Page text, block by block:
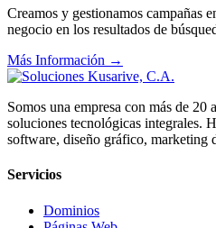
Creamos y gestionamos campañas
negocio en los resultados de
Más Información →
Somos una empresa con más de 20
soluciones tecnológicas integrales.
software, diseño gráfico, marketing
Servicios
Dominios